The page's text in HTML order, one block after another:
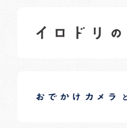
日常の様子など随時更新中です。
日常の様子など随時更新中です。